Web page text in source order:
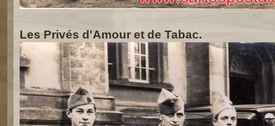
Les Privés d'Amour et de Tabac.